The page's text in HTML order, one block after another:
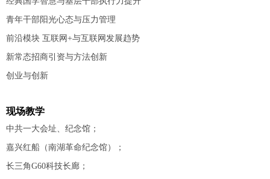
青年干部阳光心态与压力管理
前沿模块 互联网+与互联网发展趋势
新常态招商引资与方法创新
创业与创新
现场教学
中共一大会址、纪念馆；
嘉兴红船（南湖革命纪念馆）；
长三角G60科技长廊；